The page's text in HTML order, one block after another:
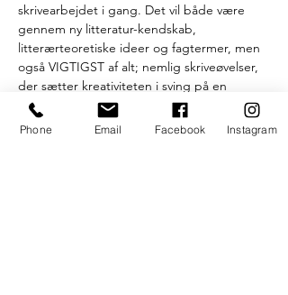
skrivearbejdet i gang. Det vil både være
gennem ny litteratur-kendskab,
litterærteoretiske ideer og fagtermer, men
også VIGTIGST af alt; nemlig skriveøvelser,
der sætter kreativiteten i sving på en
udfordrende og underholdende måde .
Hos UngeDanskeDigtere ønsker vi, at
Phone Email Facebook Instagram